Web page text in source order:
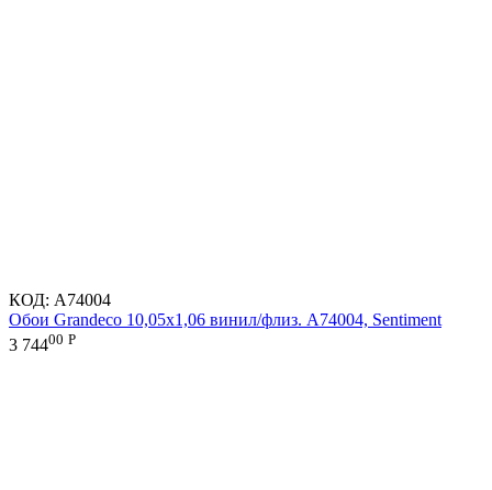
КОД: A74004
Обои Grandeco 10,05х1,06 винил/флиз. A74004, Sentiment
3 74400 Р